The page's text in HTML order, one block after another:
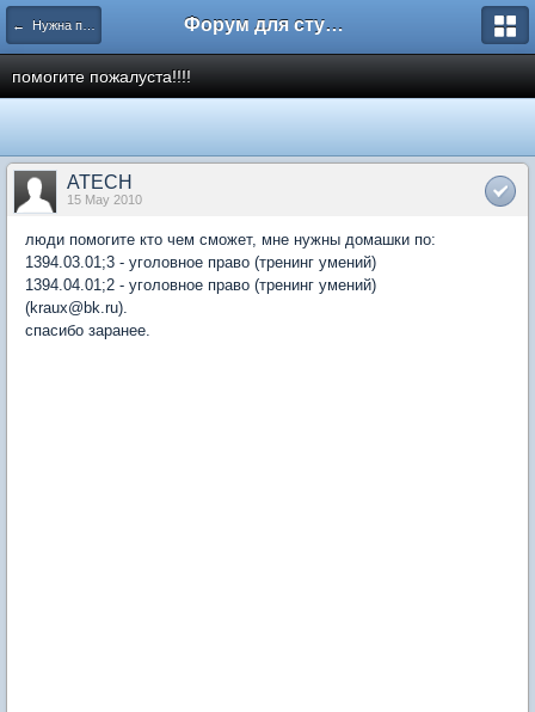
← Нужна помощь Форум для студента СГА
помогите пожалуста!!!!
ATECH
15 May 2010
люди помогите кто чем сможет, мне нужны домашки по:
1394.03.01;3 - уголовное право (тренинг умений)
1394.04.01;2 - уголовное право (тренинг умений)
(kraux@bk.ru).
спасибо заранее.